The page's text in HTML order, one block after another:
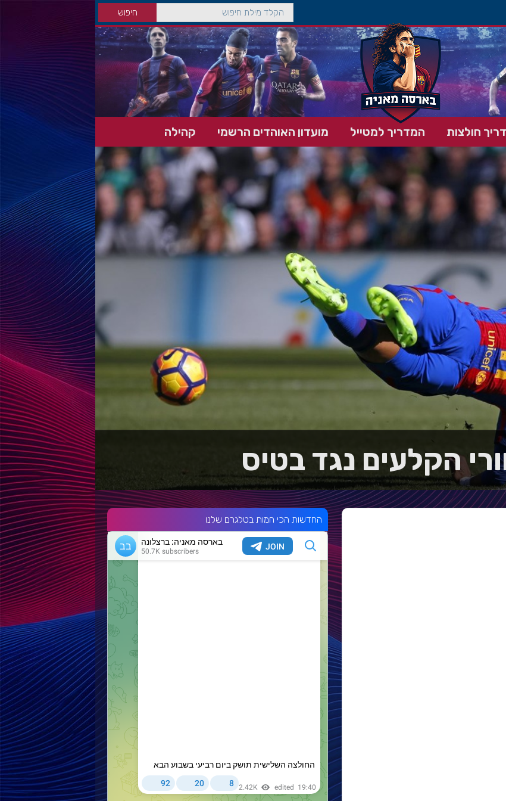
חולצות המדריך למטייל מועדון האוהדים הרשמי קהילה
הקלעים נגד בטיס
החדשות הכי חמות בטלגרם שלנו